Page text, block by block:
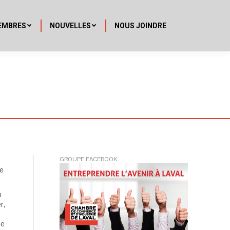
NOUVELLES NOUS JOINDRE
GROUPE FACEBOOK